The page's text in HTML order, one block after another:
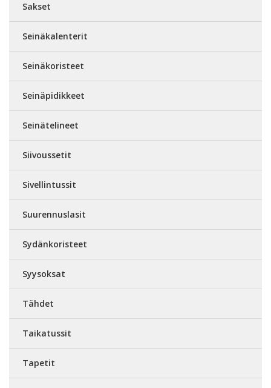
Sakset
Seinäkalenterit
Seinäkoristeet
Seinäpidikkeet
Seinätelineet
Siivoussetit
Sivellintussit
Suurennuslasit
Sydänkoristeet
Syysoksat
Tähdet
Taikatussit
Tapetit